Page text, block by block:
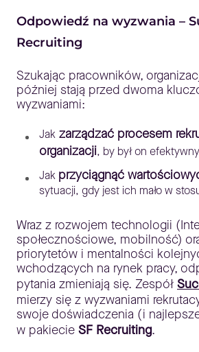
Odpowiedź na wyzwania –
Recruiting
Szukając pracowników,
później stają przed dwoma
wyzwaniami:
Jak zarządzać procesem
organizacji, by był on
Jak przyciągnąć
sytuacji, gdy jest ich mało w
Wraz z rozwojem technologii
społecznościowe, mobilność)
priorytetów i mentalności
wchodzących na rynek pracy,
pytania zmieniają się. Zespół
mierzy się z wyzwaniami
swoje doświadczenia (i
w pakiecie SF Recruiting.